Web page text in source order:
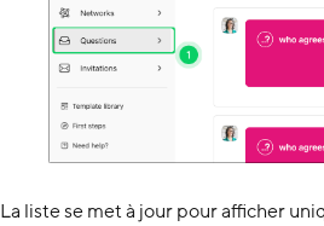
La liste se met à jour pour afficher